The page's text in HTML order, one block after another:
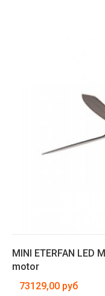
MINI ETERFAN
motor
73129,00 руб